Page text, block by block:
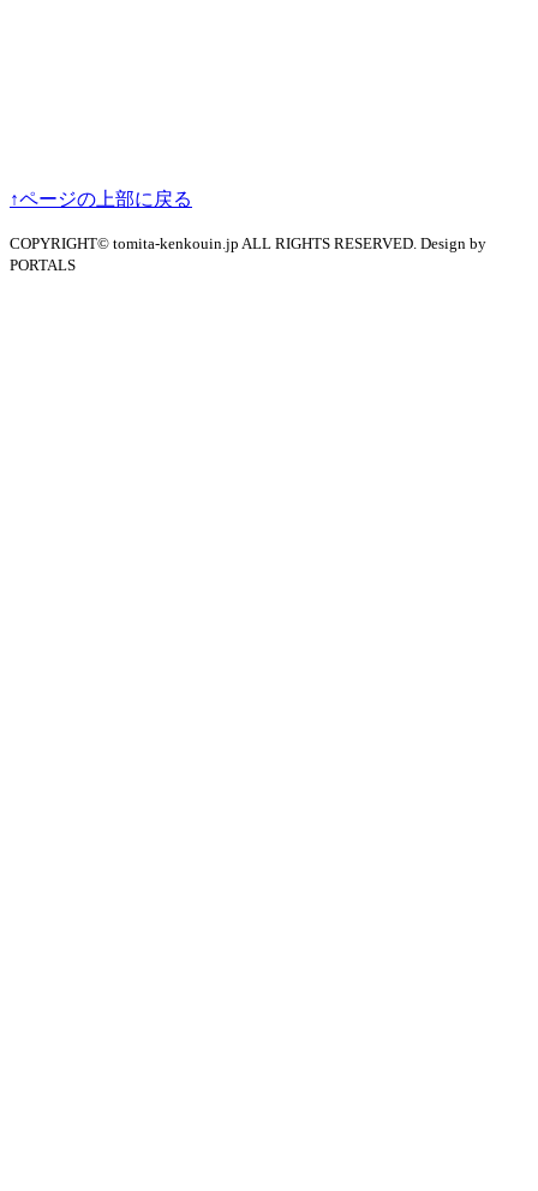
↑ページの上部に戻る
COPYRIGHT© tomita-kenkouin.jp ALL RIGHTS RESERVED. Design by
PORTALS